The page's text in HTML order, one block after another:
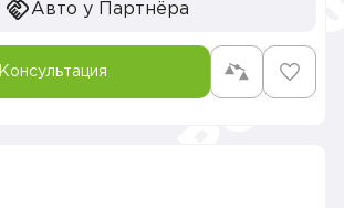
Авто у Партнёра
Консультация